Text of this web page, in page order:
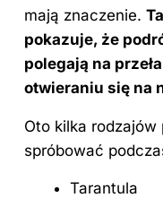
mają znaczenie.
pokazuje, że
polegają na
otwieraniu się na
Oto kilka rodzajów
spróbować
Tarantula